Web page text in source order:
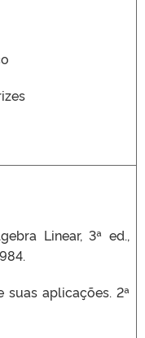
Linear, 3ª ed.,
suas aplicações. 2ª